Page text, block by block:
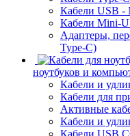
Кабели USB -
Кабели Mini-
Адаптеры,
Type-C)
ноутбуков и
Кабели и
Кабели для
Активные
Кабели и
Кабели USB